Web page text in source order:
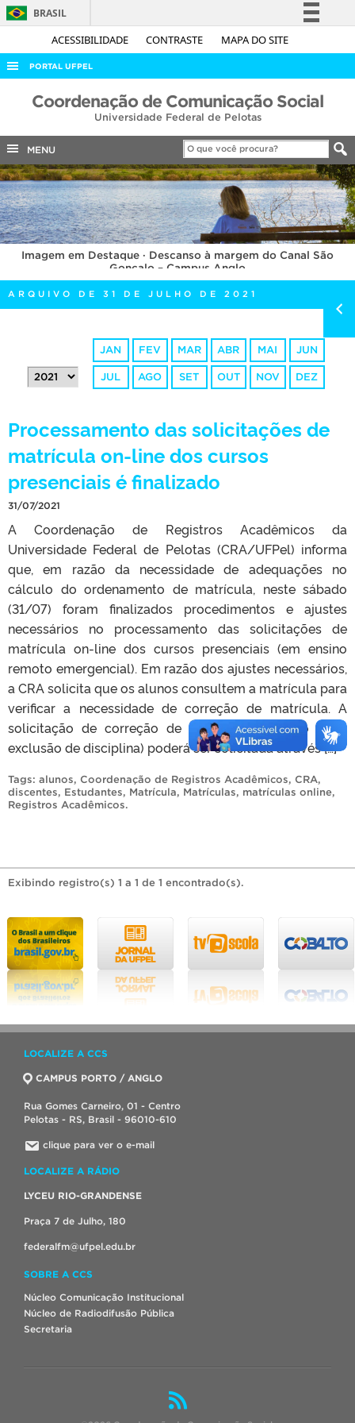
ACESSIBILIDADE CONTRASTE MAPA DO SITE
BRASIL
Simplifique!
Acesso à informação
Legislação
Canais
PORTAL UFPEL
ACESSO À INFORMAÇÃO
COBALTO
CONCURSOS
EDITAIS
INTERNACIONAL
OUVIDORIA
PORTARIAS
TELEFONES
Coordenação de Comunicação Social
Universidade Federal de Pelotas
MENU
Imagem em Destaque · Descanso à margem do Canal São
Gonçalo – Campus Anglo
ARQUIVO DE 31 DE JULHO DE 2021
JAN FEV MAR ABR MAI JUN
JUL AGO SET OUT NOV DEZ
Processamento das solicitações de
matrícula on-line dos cursos
presenciais é finalizado
31/07/2021
A Coordenação de Registros Acadêmicos da
Universidade Federal de Pelotas (CRA/UFPel) informa
que, em razão da necessidade de adequações no
cálculo do ordenamento de matrícula, neste sábado
(31/07) foram finalizados procedimentos e ajustes
necessários no processamento das solicitações de
matrícula on-line dos cursos presenciais (em ensino
remoto emergencial). Em razão dos ajustes necessários,
a CRA solicita que os alunos consultem a matrícula para
verificar a necessidade de correção de matrícula. A
solicitação de correção de matrícula (inclusão e/ou
exclusão de disciplina) poderá ser solicitada através […]
Tags: alunos, Coordenação de Registros Acadêmicos, CRA,
discentes, Estudantes, Matrícula, Matrículas, matrículas online,
Registros Acadêmicos.
Exibindo registro(s) 1 a 1 de 1 encontrado(s).
LOCALIZE A CCS
CAMPUS PORTO / ANGLO
Rua Gomes Carneiro, 01 - Centro
Pelotas - RS, Brasil - 96010-610
clique para ver o e-mail
LOCALIZE A RÁDIO
LYCEU RIO-GRANDENSE
Praça 7 de Julho, 180
federalfm@ufpel.edu.br
SOBRE A CCS
Núcleo Comunicação Institucional
Núcleo de Radiodifusão Pública
Secretaria